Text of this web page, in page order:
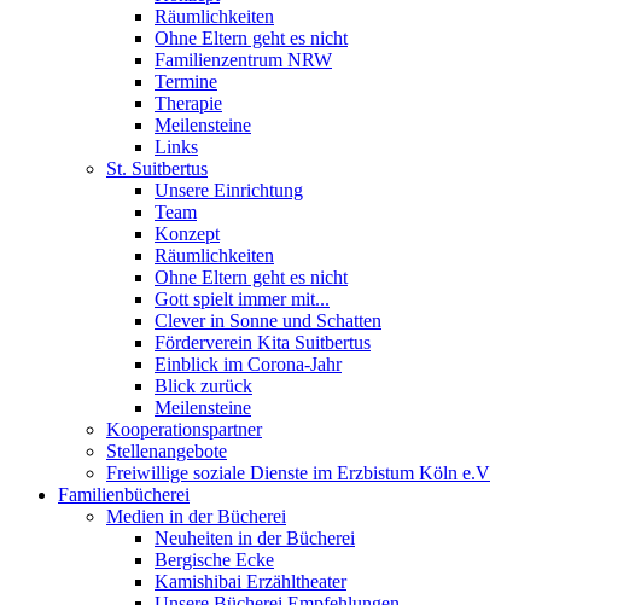
Räumlichkeiten
Ohne Eltern geht es nicht
Familienzentrum NRW
Termine
Therapie
Meilensteine
Links
St. Suitbertus
Unsere Einrichtung
Team
Konzept
Räumlichkeiten
Ohne Eltern geht es nicht
Gott spielt immer mit...
Clever in Sonne und Schatten
Förderverein Kita Suitbertus
Einblick im Corona-Jahr
Blick zurück
Meilensteine
Kooperationspartner
Stellenangebote
Freiwillige soziale Dienste im Erzbistum Köln e.V
Familienbücherei
Medien in der Bücherei
Neuheiten in der Bücherei
Bergische Ecke
Kamishibai Erzähltheater